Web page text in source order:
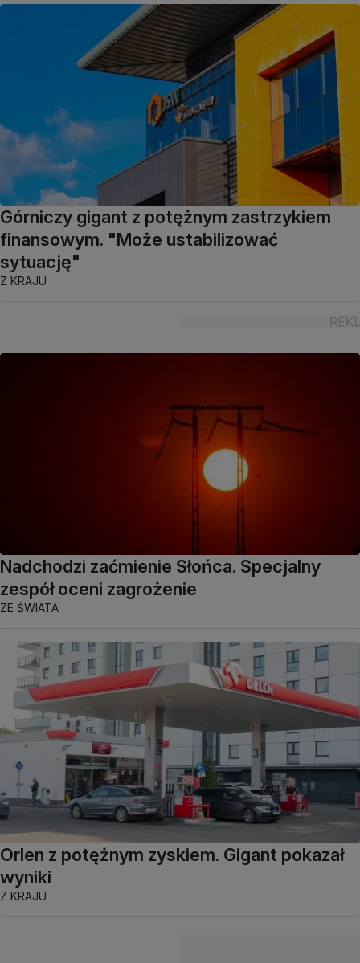
Górniczy gigant z potężnym zastrzykiem
finansowym. "Może ustabilizować
sytuację"
Z KRAJU
Nadchodzi zaćmienie Słońca. Specjalny
zespół oceni zagrożenie
ZE ŚWIATA
Orlen z potężnym zyskiem. Gigant pokazał
wyniki
Z KRAJU